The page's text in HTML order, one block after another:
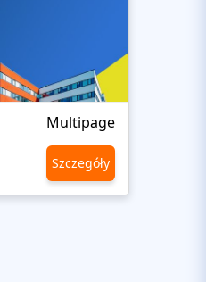
Multipage
Szczegóły